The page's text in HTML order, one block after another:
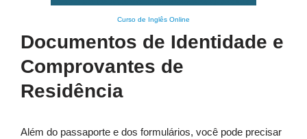
Curso de Inglês Online
Documentos de Identidade e
Comprovantes de
Residência
Além do passaporte e dos formulários, você pode precisar